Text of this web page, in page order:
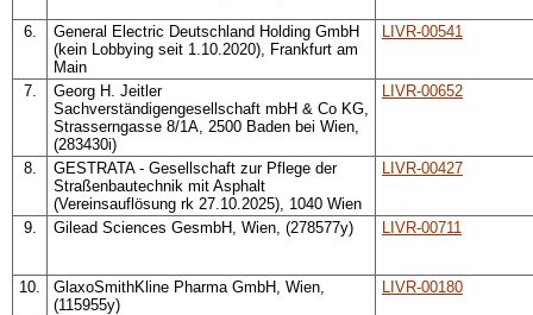
6.
General Electric Deutschland Holding GmbH
(kein Lobbying seit 1.10.2020), Frankfurt am
Main
LIVR-00541
7.
Georg H. Jeitler
Sachverständigengesellschaft mbH & Co KG,
Strasserngasse 8/1A, 2500 Baden bei Wien,
(283430i)
LIVR-00652
8.
GESTRATA - Gesellschaft zur Pflege der
Straßenbautechnik mit Asphalt
(Vereinsauflösung rk 27.10.2025), 1040 Wien
LIVR-00427
9. Gilead Sciences GesmbH, Wien, (278577y) LIVR-00711
10.
GlaxoSmithKline Pharma GmbH, Wien,
(115955y)
LIVR-00180